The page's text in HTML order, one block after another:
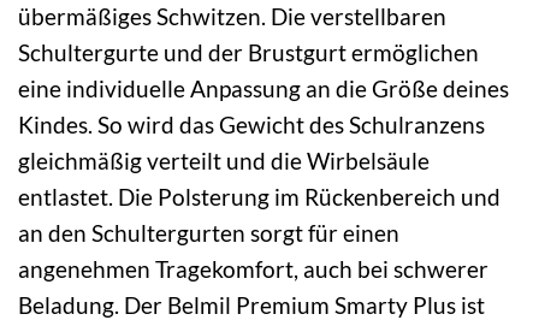
übermäßiges Schwitzen. Die verstellbaren
Schultergurte und der Brustgurt ermöglichen
eine individuelle Anpassung an die Größe deines
Kindes. So wird das Gewicht des Schulranzens
gleichmäßig verteilt und die Wirbelsäule
entlastet. Die Polsterung im Rückenbereich und
an den Schultergurten sorgt für einen
angenehmen Tragekomfort, auch bei schwerer
Beladung. Der Belmil Premium Smarty Plus ist